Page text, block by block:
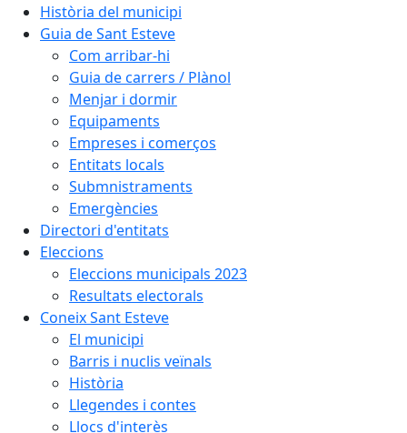
Història del municipi
Guia de Sant Esteve
Com arribar-hi
Guia de carrers / Plànol
Menjar i dormir
Equipaments
Empreses i comerços
Entitats locals
Submnistraments
Emergències
Directori d'entitats
Eleccions
Eleccions municipals 2023
Resultats electorals
Coneix Sant Esteve
El municipi
Barris i nuclis veïnals
Història
Llegendes i contes
Llocs d'interès